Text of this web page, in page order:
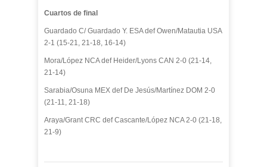
Cuartos de final
Guardado C/ Guardado Y. ESA def Owen/Matautia USA
2-1 (15-21, 21-18, 16-14)
Mora/López NCA def Heider/Lyons CAN 2-0 (21-14,
21-14)
Sarabia/Osuna MEX def De Jesús/Martínez DOM 2-0
(21-11, 21-18)
Araya/Grant CRC def Cascante/López NCA 2-0 (21-18,
21-9)